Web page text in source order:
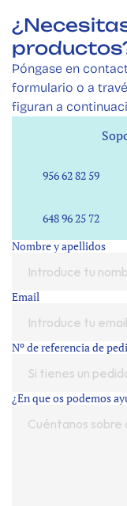
Póngase en
formulario o a
figuran a
956 62 82 59
648 96 25 72
Nombre y apellidos
Email
Nº de referencia de
¿En que os podemos